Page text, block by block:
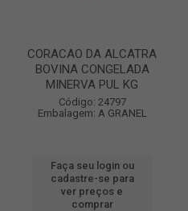
CORACAO DA ALCATRA
BOVINA CONGELADA
MINERVA PUL KG
Código: 24797
Embalagem: A GRANEL
Faça seu login ou
cadastre-se para
ver preços e
comprar